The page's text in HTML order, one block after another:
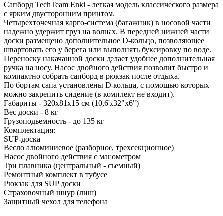
Сапборд TechTeam Enki - легкая модель классического размера
с ярким двусторонним принтом.
Четырехточечная карго-система (багажник) в носовой части
надежно удержит груз на волнах. В передней нижней части
доски размещено дополнительное D-кольцо, позволяющее
швартовать его у берега или выполнять буксировку по воде.
Переноску накачанной доски делает удобнее дополнительная
ручка на носу. Насос двойного действия позволит быстро и
компактно собрать сапборд в рюкзак после отдыха.
По бортам сапа установлены D-кольца, с помощью которых
можно закрепить сидение (в комплект не входит).
Габариты - 320x81x15 см (10,6'х32"х6")
Вес доски - 8 кг
Грузоподьемность - до 135 кг
Комплектация:
SUP-доска
Весло алюминиевое (разборное, трехсекционное)
Насос двойного действия с манометром
Три плавника (центральный - съемный)
Ремонтный комплект в тубусе
Рюкзак для SUP доски
Страховочный шнур (лиш)
Защитный чехол для телефона